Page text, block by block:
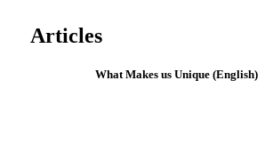
Articles
(English) What Makes us Unique